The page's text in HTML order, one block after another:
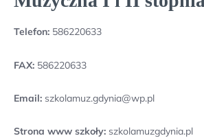
Telefon: 586220633
FAX: 586220633
Email: szkolamuz.gdynia@wp.pl
Strona www szkoły: szkolamuzgdynia.pl